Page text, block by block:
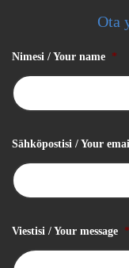
Ota
Nimesi / Your name *
Sähköpostisi / Your
Viestisi / Your message *